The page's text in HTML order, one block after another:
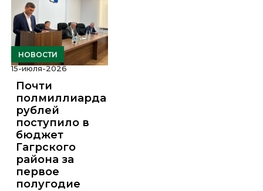
НОВОСТИ
15-июля-2026
Почти
полмиллиарда
рублей
поступило в
бюджет
Гагрского
района за
первое
полугодие